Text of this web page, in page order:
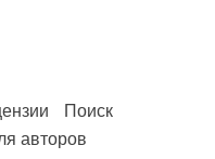
Поиск
авторов